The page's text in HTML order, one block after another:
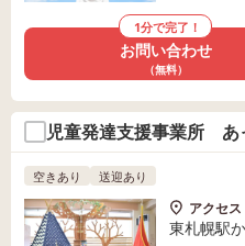
1分で完了！
お問い合わせ
（無料）
児童発達支援事業所 あ
空きあり 送迎あり
アクセス
東札幌駅